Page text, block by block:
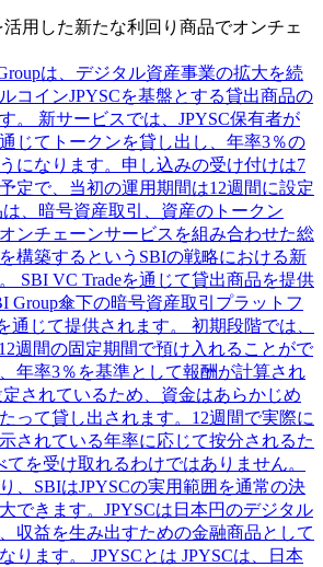
活用した新たな利回り商品でオンチェ
は、デジタル資産事業の拡大を続
コインJPYSCを基盤とする貸出商品の
。 新サービスでは、JPYSC保有者が
じてトークンを貸し出し、年率3％の
になります。申し込みの受け付けは7
定で、当初の運用期間は12週間に設定
、暗号資産取引、資産のトークン
ンチェーンサービスを組み合わせた総
構築するというSBIの戦略における新
SBI VC Tradeを通じて貸出商品を提供
Group傘下の暗号資産取引プラットフ
通じて提供されます。 初期段階では、
週間の固定期間で預け入れることがで
年率3％を基準として報酬が計算され
されているため、資金はあらかじめ
って貸し出されます。12週間で実際に
されている年率に応じて按分されるた
を受け取れるわけではありません。
、SBIはJPYSCの実用範囲を通常の決
できます。JPYSCは日本円のデジタル
収益を生み出すための金融商品として
ります。 JPYSCとは JPYSCは、日本